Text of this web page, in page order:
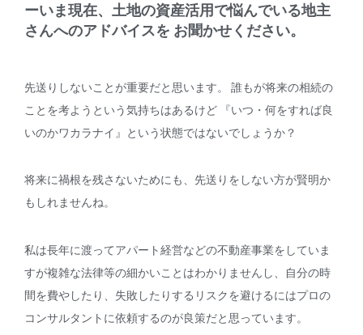
ーいま現在、土地の資産活用で悩んでいる地主
さんへのアドバイスを お聞かせください。
先送りしないことが重要だと思います。 誰もが将来の相続の
ことを考ようという気持ちはあるけど 『いつ・何をすれば良
いのかワカラナイ』という状態ではないでしょうか？
将来に禍根を残さないためにも、先送りをしない方が賢明か
もしれませんね。
私は長年に渡ってアパート経営などの不動産事業をしていま
すが複雑な法律等の細かいことはわかりませんし、自分の時
間を費やしたり、失敗したりするリスクを避けるにはプロの
コンサルタントに依頼するのが良策だと思っています。